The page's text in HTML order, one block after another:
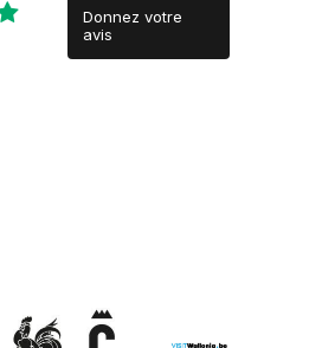
Donnez votre
avis